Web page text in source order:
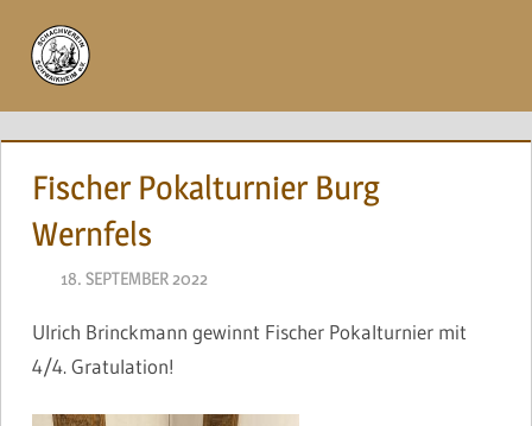
Inhalt
springen
Fischer Pokalturnier Burg
Wernfels
18. SEPTEMBER 2022
Ulrich Brinckmann gewinnt Fischer Pokalturnier mit
4/4. Gratulation!